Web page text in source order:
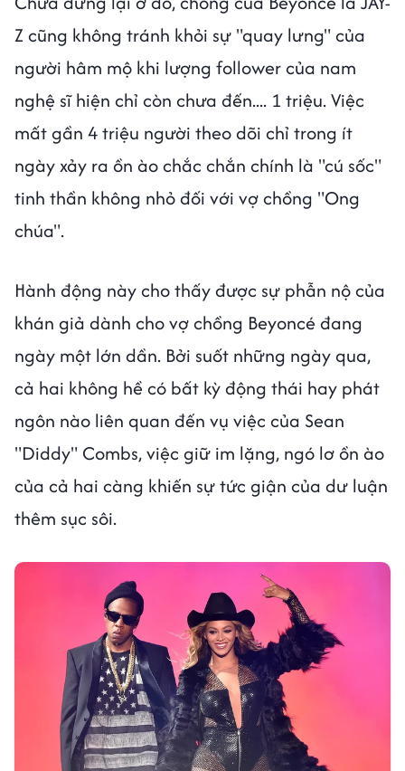
Z cũng không tránh khỏi sự "quay lưng" của
người hâm mộ khi lượng follower của nam
nghệ sĩ hiện chỉ còn chưa đến.... 1 triệu. Việc
mất gần 4 triệu người theo dõi chỉ trong ít
ngày xảy ra ồn ào chắc chắn chính là "cú sốc"
tinh thần không nhỏ đối với vợ chồng "Ong
chúa".
Hành động này cho thấy được sự phẫn nộ của
khán giả dành cho vợ chồng Beyoncé đang
ngày một lớn dần. Bởi suốt những ngày qua,
cả hai không hề có bất kỳ động thái hay phát
ngôn nào liên quan đến vụ việc của Sean
"Diddy" Combs, việc giữ im lặng, ngó lơ ồn ào
của cả hai càng khiến sự tức giận của dư luận
thêm sục sôi.